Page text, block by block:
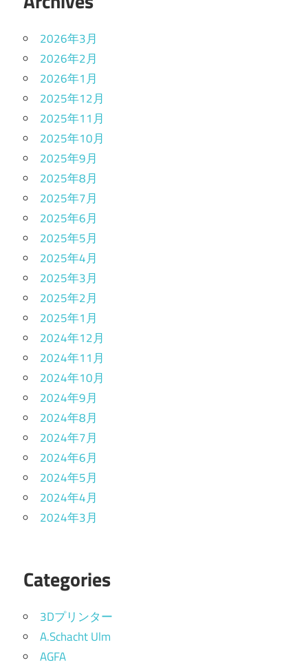
2026年3月
2026年2月
2026年1月
2025年12月
2025年11月
2025年10月
2025年9月
2025年8月
2025年7月
2025年6月
2025年5月
2025年4月
2025年3月
2025年2月
2025年1月
2024年12月
2024年11月
2024年10月
2024年9月
2024年8月
2024年7月
2024年6月
2024年5月
2024年4月
2024年3月
Categories
3Dプリンター
A.Schacht Ulm
AGFA